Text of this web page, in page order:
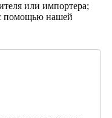
или импортера;
с помощью нашей